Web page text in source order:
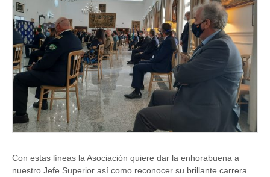
Con estas líneas la Asociación quiere dar la enhorabuena a
nuestro Jefe Superior así como reconocer su brillante carrera